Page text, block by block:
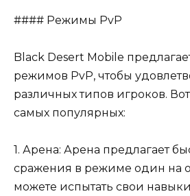
#### Режимы PvP
Black Desert Mobile
режимов PvP, чтобы
различных типов игроков.
самых популярных:
1. Арена: Арена предлагает
сражения в режиме один на
можете испытать свои